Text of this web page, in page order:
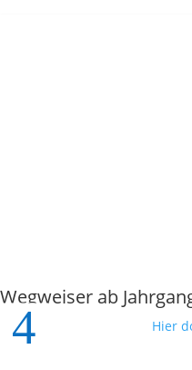
Wegweiser ab
Hier